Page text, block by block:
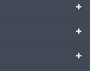
+
+
+